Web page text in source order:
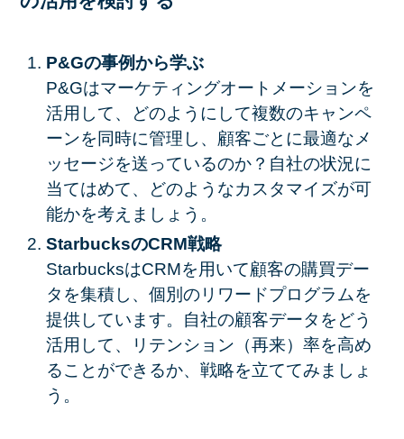
P&Gの事例から学ぶ
P&Gはマーケティングオートメーションを
活用して、どのようにして複数のキャンペ
ーンを同時に管理し、顧客ごとに最適なメ
ッセージを送っているのか？自社の状況に
当てはめて、どのようなカスタマイズが可
能かを考えましょう。
StarbucksのCRM戦略
StarbucksはCRMを用いて顧客の購買デー
タを集積し、個別のリワードプログラムを
提供しています。自社の顧客データをどう
活用して、リテンション（再来）率を高め
ることができるか、戦略を立ててみましょ
う。